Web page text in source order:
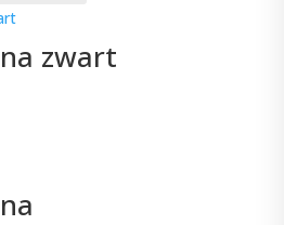
nieuwste
zwart